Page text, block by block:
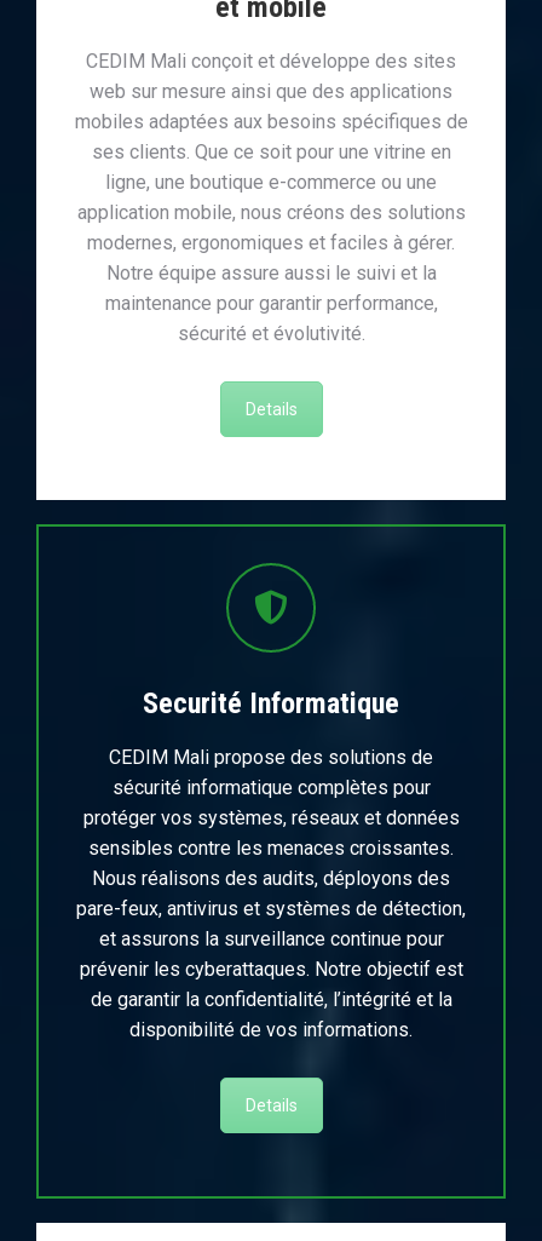
et mobile
CEDIM Mali conçoit et développe des sites
web sur mesure ainsi que des applications
mobiles adaptées aux besoins spécifiques de
ses clients. Que ce soit pour une vitrine en
ligne, une boutique e-commerce ou une
application mobile, nous créons des solutions
modernes, ergonomiques et faciles à gérer.
Notre équipe assure aussi le suivi et la
maintenance pour garantir performance,
sécurité et évolutivité.
Details
Securité Informatique
CEDIM Mali propose des solutions de
sécurité informatique complètes pour
protéger vos systèmes, réseaux et données
sensibles contre les menaces croissantes.
Nous réalisons des audits, déployons des
pare-feux, antivirus et systèmes de détection,
et assurons la surveillance continue pour
prévenir les cyberattaques. Notre objectif est
de garantir la confidentialité, l’intégrité et la
disponibilité de vos informations.
Details